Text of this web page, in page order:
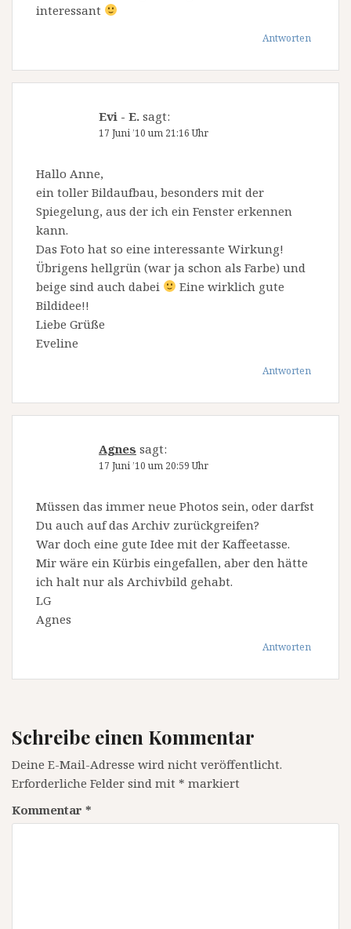
interessant
Antworten
Evi - E. sagt:
17 Juni ’10 um 21:16 Uhr
Hallo Anne,
ein toller Bildaufbau, besonders mit der
Spiegelung, aus der ich ein Fenster erkennen
kann.
Das Foto hat so eine interessante Wirkung!
Übrigens hellgrün (war ja schon als Farbe) und
beige sind auch dabei
Eine wirklich gute
Bildidee!!
Liebe Grüße
Eveline
Antworten
Agnes sagt:
17 Juni ’10 um 20:59 Uhr
Müssen das immer neue Photos sein, oder darfst
Du auch auf das Archiv zurückgreifen?
War doch eine gute Idee mit der Kaffeetasse.
Mir wäre ein Kürbis eingefallen, aber den hätte
ich halt nur als Archivbild gehabt.
LG
Agnes
Antworten
Schreibe einen Kommentar
Deine E-Mail-Adresse wird nicht veröffentlicht.
Erforderliche Felder sind mit * markiert
Kommentar *